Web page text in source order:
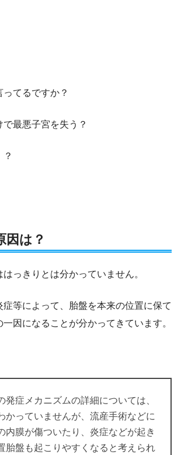
てるですか？
最悪子宮を失う？
因は？
っきりとは分かっていません。
症等によって、胎盤を本来の位置に保て
因になることが分かってきています。
発症メカニズムの詳細については、
かっていませんが、流産手術などに
内膜が傷ついたり、炎症などが起き
胎盤も起こりやすくなると考えられ